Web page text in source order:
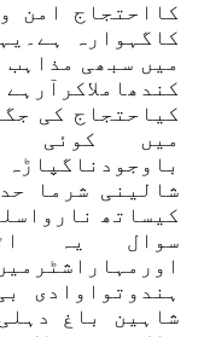
کااحتجاج امن
کاگہوارہ
میں سبھی
کیاحتجاج کی
میں کوئی
شالینی شرما
کیساتھ
سوال یہ
ہندوتواوادی
شاہین باغ